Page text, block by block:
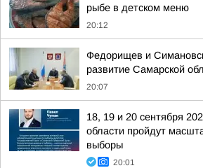
рыбе в детском меню
20:12
Федорищев и
развитие Самарской
20:07
18, 19 и 20 сентября
области пройдут
выборы
20:01